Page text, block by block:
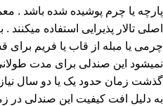
پارچه یا چرم پوشیده شده باشد .
اصلی تالار پذیرایی استفاده میکنند
چرمی یا مبله از قاب یا فریم
نمیشود این صندلی برای مدت
گذشت زمان حدود یک یا دو سال نیاز
به دلیل افت کیفیت این صندلی در